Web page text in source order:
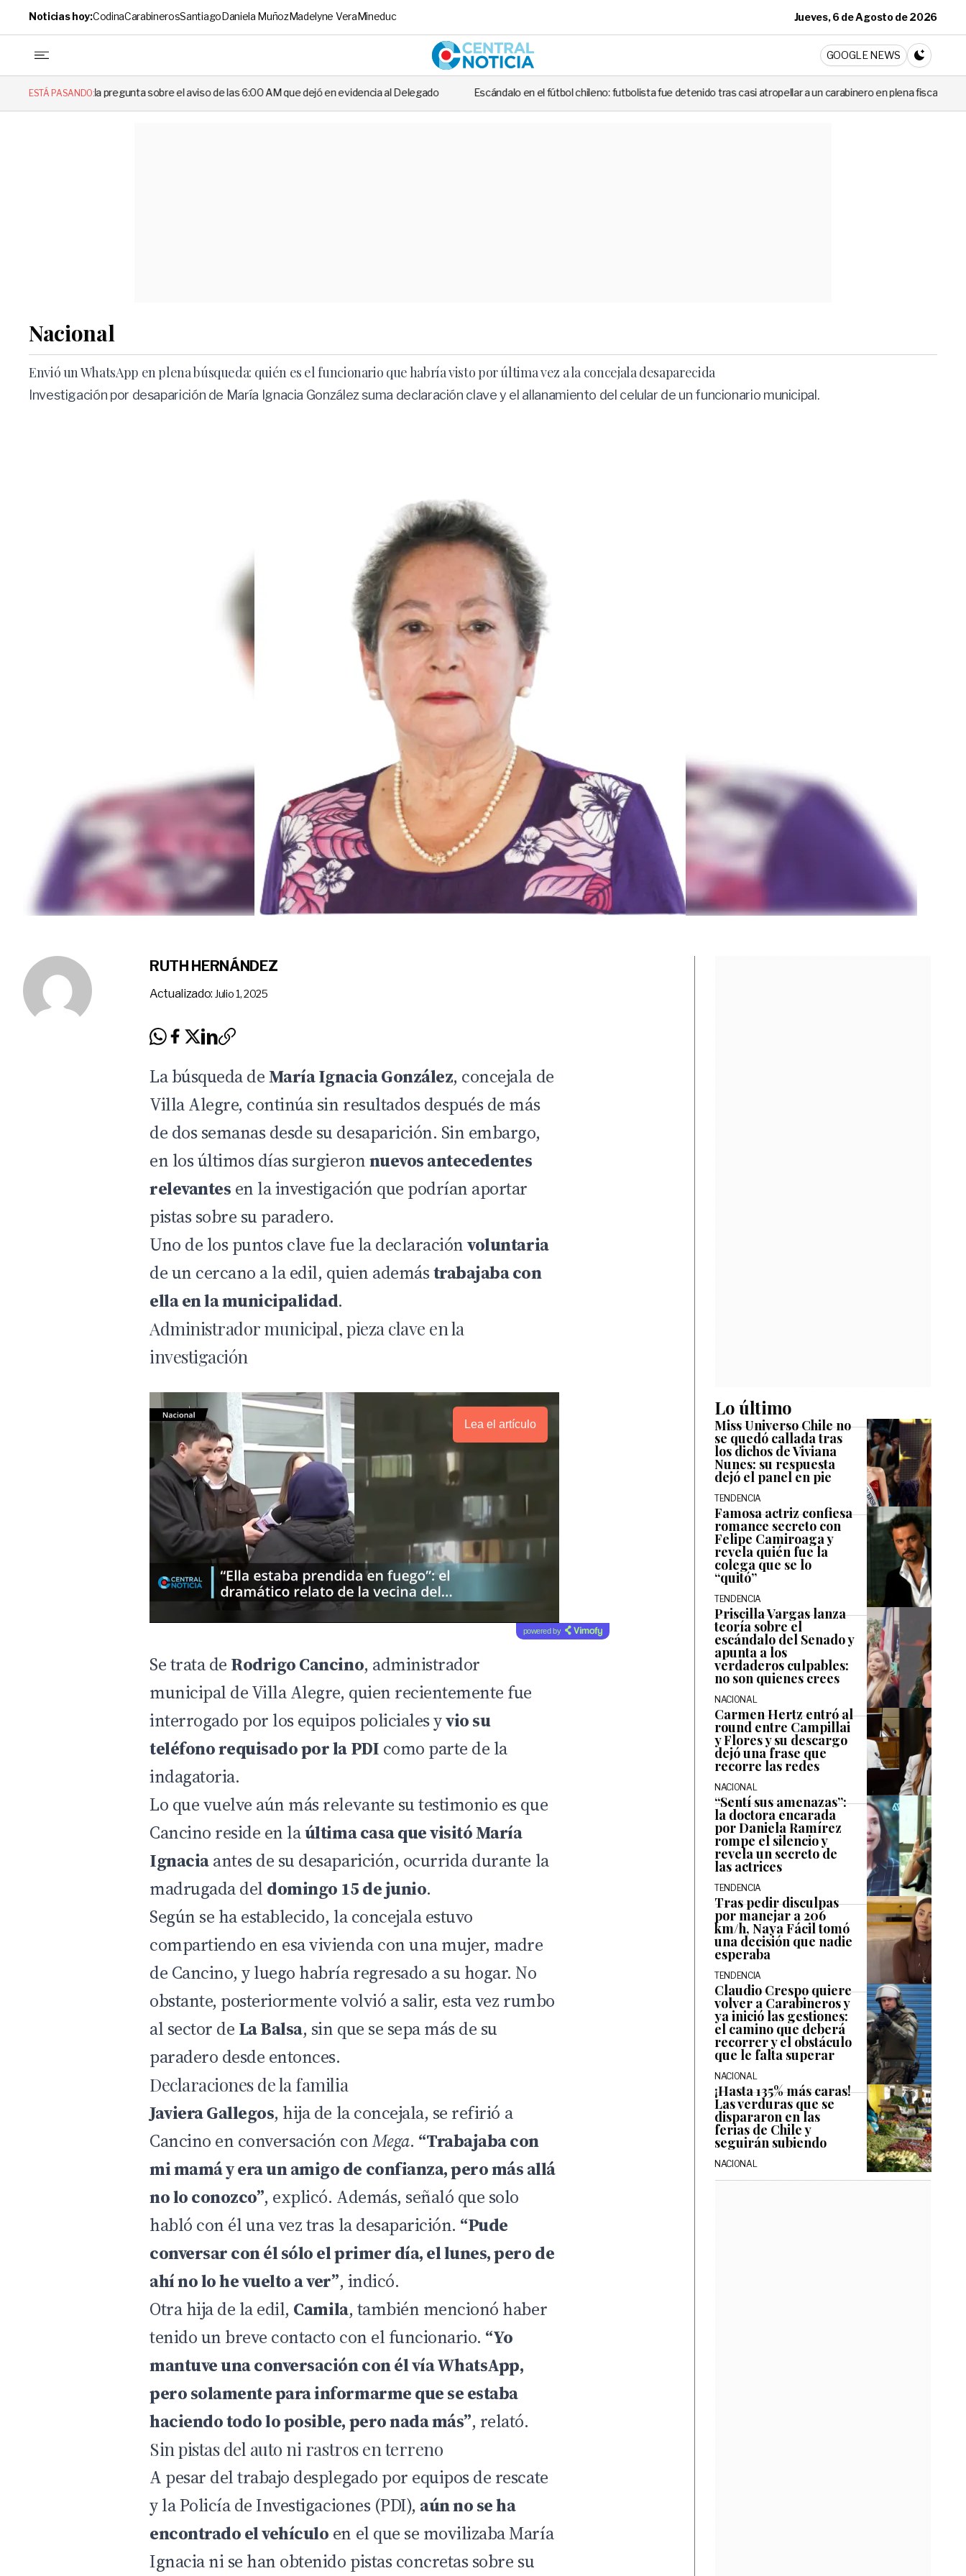
Noticias hoy:CodinaCarabinerosSantiagoDaniela MuñozMadelyne VeraMineduc Jueves, 6 de Agosto de 2026
Central Noticia
GOOGLE NEWS
CAMBIA A
ESTÁ PASANDO:
sobre el aviso de las 6:00 AM que dejó en evidencia al Delegado Escándalo en el fútbol chileno: futbolista fue detenido tras casi atropellar a un carabinero en plena fiscalización Cortes de luz
Nacional
Envió un WhatsApp en plena búsqueda: quién es el funcionario que habría visto por última vez a la concejala desaparecida
Investigación por desaparición de María Ignacia González suma declaración clave y el allanamiento del celular de un funcionario municipal.
RUTH HERNÁNDEZ
Actualizado: Julio 1, 2025
La búsqueda deMaría Ignacia González, concejala de
Villa Alegre, continúa sin resultados después de más
de dos semanas desde su desaparición. Sin embargo,
en los últimos días surgieronnuevos antecedentes
relevantes en la investigación que podrían aportar
pistas sobre su paradero.
Uno de los puntos clave fue la declaraciónvoluntaria
de un cercano a la edil, quien ademástrabajaba con
ella en la municipalidad.
Administrador municipal, pieza clave en la
investigación
Lea el artículo
powered by
Se trata de Rodrigo Cancino, administrador
municipal de Villa Alegre, quien recientemente fue
interrogado por los equipos policiales yvio su
teléfono requisado por la PDI como parte de la
indagatoria.
Lo que vuelve aún más relevante su testimonio es que
Cancino reside en laúltima casa que visitó María
Ignaciaantes de su desaparición, ocurrida durante la
madrugada del domingo 15 de junio.
Según se ha establecido, la concejala estuvo
compartiendo en esa vivienda con una mujer, madre
de Cancino, y luego habría regresado a su hogar. No
obstante, posteriormente volvió a salir, esta vez rumbo
al sector de La Balsa, sin que se sepa más de su
paradero desde entonces.
Declaraciones de la familia
Javiera Gallegos, hija de la concejala, se refirió a
Cancino en conversación conMega. “Trabajaba con
mi mamá y era un amigo de confianza, pero más allá
no lo conozco”, explicó. Además, señaló que solo
habló con él una vez tras la desaparición. “Pude
conversar con él sólo el primer día, el lunes, pero de
ahí no lo he vuelto a ver”, indicó.
Otra hija de la edil, Camila, también mencionó haber
tenido un breve contacto con el funcionario. “Yo
mantuve una conversación con él vía WhatsApp,
pero solamente para informarme que se estaba
haciendo todo lo posible, pero nada más”, relató.
Sin pistas del auto ni rastros en terreno
A pesar del trabajo desplegado por equipos de rescate
y laPolicía de Investigaciones (PDI), aún no se ha
encontrado el vehículo en el que se movilizaba María
Ignacia ni se han obtenido pistas concretas sobre su
Lo último
Miss Universo Chile no
se quedó callada tras
los dichos de Viviana
Nunes: su respuesta
dejó el panel en pie
TENDENCIA
Famosa actriz confiesa
romance secreto con
Felipe Camiroaga y
revela quién fue la
colega que se lo
“quitó”
TENDENCIA
Priscilla Vargas lanza
teoría sobre el
escándalo del Senado y
apunta a los
verdaderos culpables:
no son quienes crees
NACIONAL
Carmen Hertz entró al
round entre Campillai
y Flores y su descargo
dejó una frase que
recorre las redes
NACIONAL
“Sentí sus amenazas”:
la doctora encarada
por Daniela Ramírez
rompe el silencio y
revela un secreto de
las actrices
TENDENCIA
Tras pedir disculpas
por manejar a 206
km/h, Naya Fácil tomó
una decisión que nadie
esperaba
TENDENCIA
Claudio Crespo quiere
volver a Carabineros y
ya inició las gestiones:
el camino que deberá
recorrer y el obstáculo
que le falta superar
NACIONAL
¡Hasta 135% más caras!
Las verduras que se
dispararon en las
ferias de Chile y
seguirán subiendo
NACIONAL